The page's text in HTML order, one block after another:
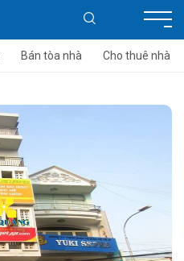
Bán tòa nhà Cho thuê nhà